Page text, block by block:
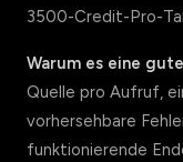
3500-Credit-Pro-
Warum es eine
Quelle pro Aufruf,
vorhersehbare
funktionierende